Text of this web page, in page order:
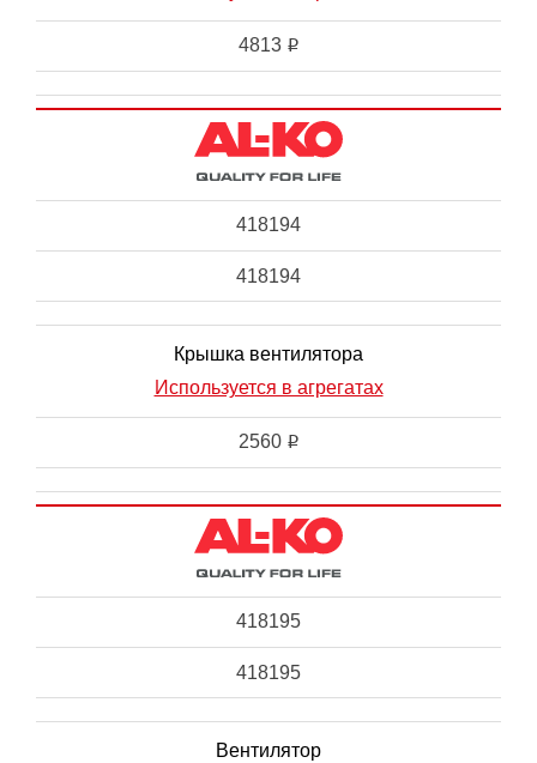
4813 i
418194
418194
Крышка вентилятора
Используется в агрегатах
2560 i
418195
418195
Вентилятор